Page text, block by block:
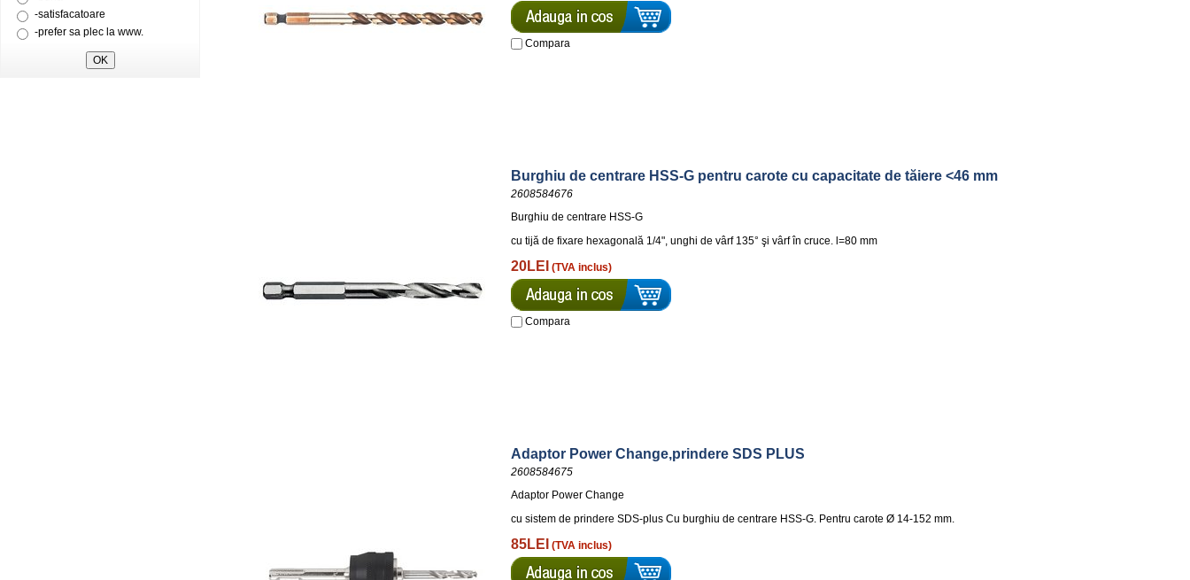
-satisfacatoare
-prefer sa plec la www.
Compara
Burghiu de centrare HSS-G pentru carote cu capacitate de tăiere <46 mm
2608584676
Burghiu de centrare HSS-G
cu tijă de fixare hexagonală 1/4", unghi de vârf 135° şi vârf în cruce. l=80 mm
20LEI (TVA inclus)
Compara
Adaptor Power Change,prindere SDS PLUS
2608584675
Adaptor Power Change
cu sistem de prindere SDS-plus Cu burghiu de centrare HSS-G. Pentru carote Ø 14-152 mm.
85LEI (TVA inclus)